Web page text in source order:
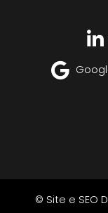
© Site e SEO